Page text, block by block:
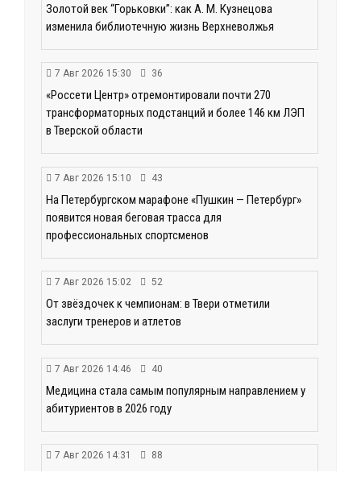
Золотой век “Горьковки”: как А. М. Кузнецова
изменила библиотечную жизнь Верхневолжья
7 Авг 2026 15:30 36
«Россети Центр» отремонтировали почти 270
трансформаторных подстанций и более 146 км ЛЭП
в Тверской области
7 Авг 2026 15:10 43
На Петербургском марафоне «Пушкин — Петербург»
появится новая беговая трасса для
профессиональных спортсменов
7 Авг 2026 15:02 52
От звёздочек к чемпионам: в Твери отметили
заслуги тренеров и атлетов
7 Авг 2026 14:46 40
Медицина стала самым популярным направлением у
абитуриентов в 2026 году
7 Авг 2026 14:31 88